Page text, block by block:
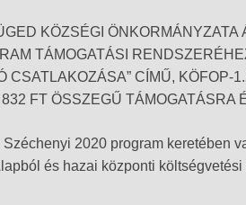
KÖZSÉGI ÖNKORMÁNYZATA
TÁMOGATÁSI
CÍMŰ, KÖFOP-
FT ÖSSZEGŰ TÁMOGATÁSRA
2020 program keretében
és hazai központi